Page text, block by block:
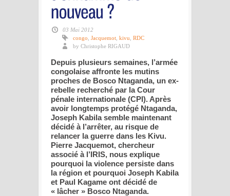
03 Mai 2012
congo Jacquemot kivu RDC
by Christophe RIGAUD
Depuis plusieurs semaines, l’armée
congolaise affronte les mutins
proches de Bosco Ntaganda, un ex-
rebelle recherché par la Cour
pénale internationale (CPI). Après
avoir longtemps protégé Ntaganda,
Joseph Kabila semble maintenant
décidé à l’arrêter, au risque de
relancer la guerre dans les Kivu.
Pierre Jacquemot, chercheur
associé à l’IRIS, nous explique
pourquoi la violence persiste dans
la région et pourquoi Joseph Kabila
et Paul Kagame ont décidé de
« lâcher » Bosco Ntaganda.